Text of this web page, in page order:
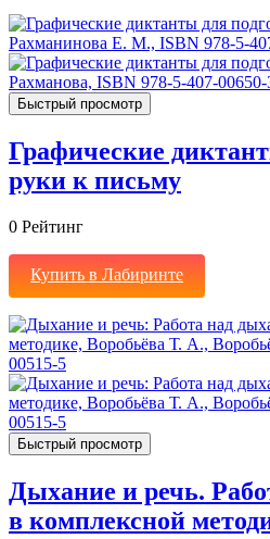
Быстрый просмотр
Графические
руки к письму
0 Рейтинг
Купить в Лабиринте
Быстрый просмотр
Дыхание и речь.
в комплексной